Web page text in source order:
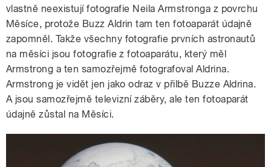
vlastně neexistují fotografie Neila Armstronga z povrchu
Měsíce, protože Buzz Aldrin tam ten fotoaparát údajně
zapomněl. Takže všechny fotografie prvních astronautů
na měsíci jsou fotografie z fotoaparátu, který měl
Armstrong a ten samozřejmě fotografoval Aldrina.
Armstrong je vidět jen jako odraz v přilbě Buzze Aldrina.
A jsou samozřejmě televizní záběry, ale ten fotoaparát
údajně zůstal na Měsíci.